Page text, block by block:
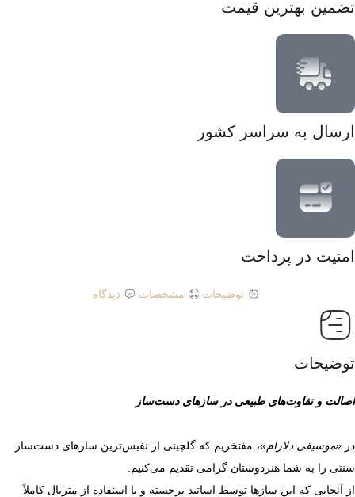
تضمین بهترین قیمت
ارسال به سراسر کشور
امنیت در پرداخت
توضیحات مشخصات دیدگاه
توضیحات
اصالت و تفاوت‌های طبیعی در سازهای دست‌ساز
در «موسیقی دلارام»، مفتخریم که گلچینی از نفیس‌ترین سازهای دست‌ساز
سنتی را به شما هنردوستان گرامی تقدیم می‌کنیم.
از آنجایی که این سازها توسط اساتید برجسته و با استفاده از متریال کاملاً